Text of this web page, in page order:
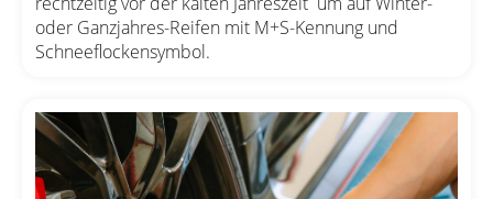
oder Ganzjahres-Reifen mit M+S-Kennung und
Schneeflockensymbol.